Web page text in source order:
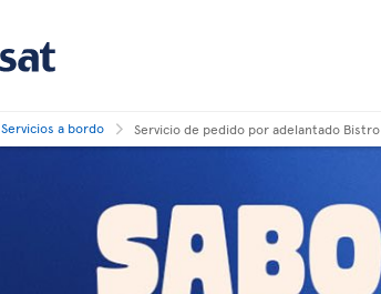
Servicios a bordo Servicio de pedido por adelantado Bistro